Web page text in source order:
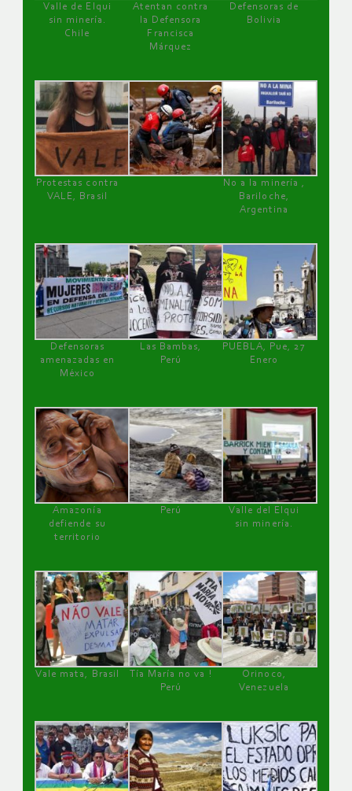
Valle de Elqui
sin minería.
Chile
Atentan contra
la Defensora
Francisca
Márquez
Defensoras de
Bolivia
Protestas contra
VALE, Brasil
No a la minería ,
Bariloche,
Argentina
Defensoras
amenazadas en
México
Las Bambas,
Perú
PUEBLA, Pue, 27
Enero
Amazonía
defiende su
territorio
Perú
Valle del Elqui
sin minería.
Vale mata, Brasil
Tía María no va !
Perú
Orinoco,
Venezuela